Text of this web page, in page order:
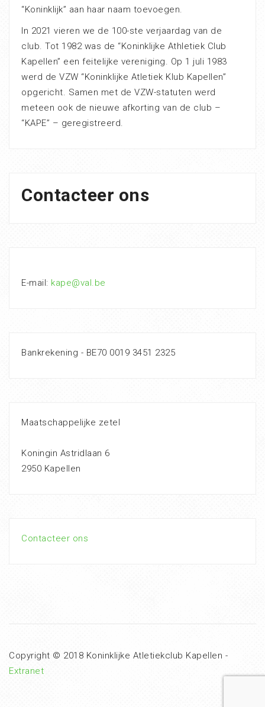
“Koninklijk” aan haar naam toevoegen.
In 2021 vieren we de 100-ste verjaardag van de
club. Tot 1982 was de “Koninklijke Athletiek Club
Kapellen” een feitelijke vereniging. Op 1 juli 1983
werd de VZW “Koninklijke Atletiek Klub Kapellen”
opgericht. Samen met de VZW-statuten werd
meteen ook de nieuwe afkorting van de club –
“KAPE” – geregistreerd.
Contacteer ons
E-mail: kape@val.be
Bankrekening - BE70 0019 3451 2325
Maatschappelijke zetel
Koningin Astridlaan 6
2950 Kapellen
Contacteer ons
Copyright © 2018 Koninklijke Atletiekclub Kapellen -
Extranet